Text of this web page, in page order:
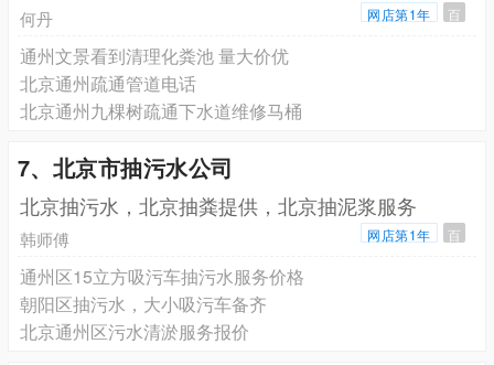
何丹 网店第1年 百
通州文景看到清理化粪池 量大价优
北京通州疏通管道电话
北京通州九棵树疏通下水道维修马桶
7、北京市抽污水公司
北京抽污水，北京抽粪提供，北京抽泥浆服务
韩师傅 网店第1年 百
通州区15立方吸污车抽污水服务价格
朝阳区抽污水，大小吸污车备齐
北京通州区污水清淤服务报价